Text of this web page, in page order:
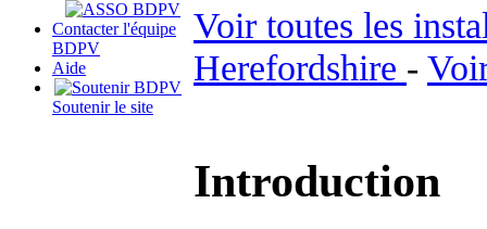
Contacter l'équipe
BDPV
Aide
Soutenir le site
Voir toutes les
Herefordshire -
Introduction